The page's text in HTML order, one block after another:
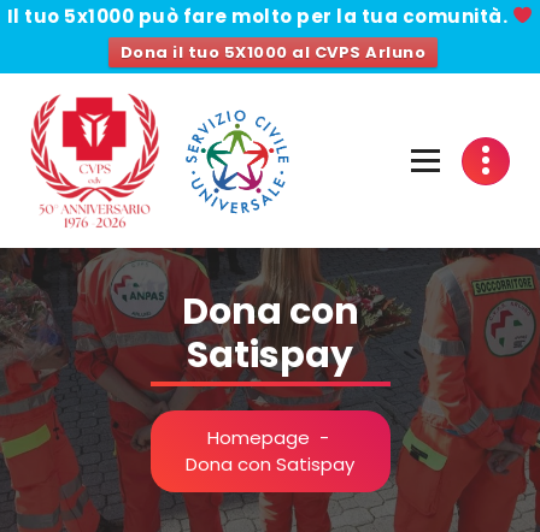
Il tuo 5x1000 può fare molto per la tua comunità.
Dona il tuo 5X1000 al CVPS Arluno
contenuto
Dona con
Satispay
Homepage -
Dona con Satispay